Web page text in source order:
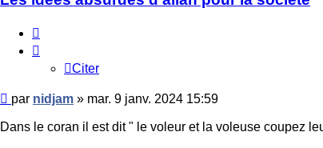
Citer
Message
non
lu
par nidjam » mar. 9 janv. 2024 15:59
Dans le coran il est dit " le voleur et la voleuse coupez